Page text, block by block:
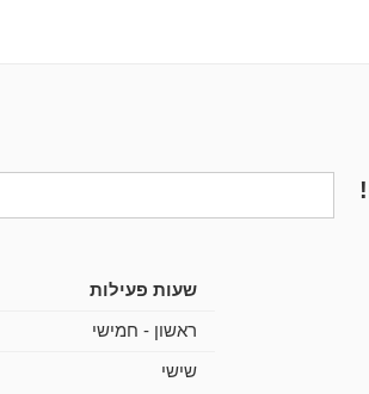
שעות פעילות
ראשון - חמישי
שישי